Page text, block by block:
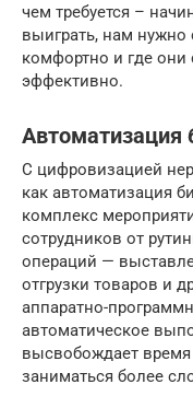
чем требуется –
выиграть, нам нужно
комфортно и где они
эффективно.
Автоматизация
С цифровизацией
как автоматизация
комплекс
сотрудников от
операций —
отгрузки товаров и
аппаратно-
автоматическое
высвобождает
заниматься более